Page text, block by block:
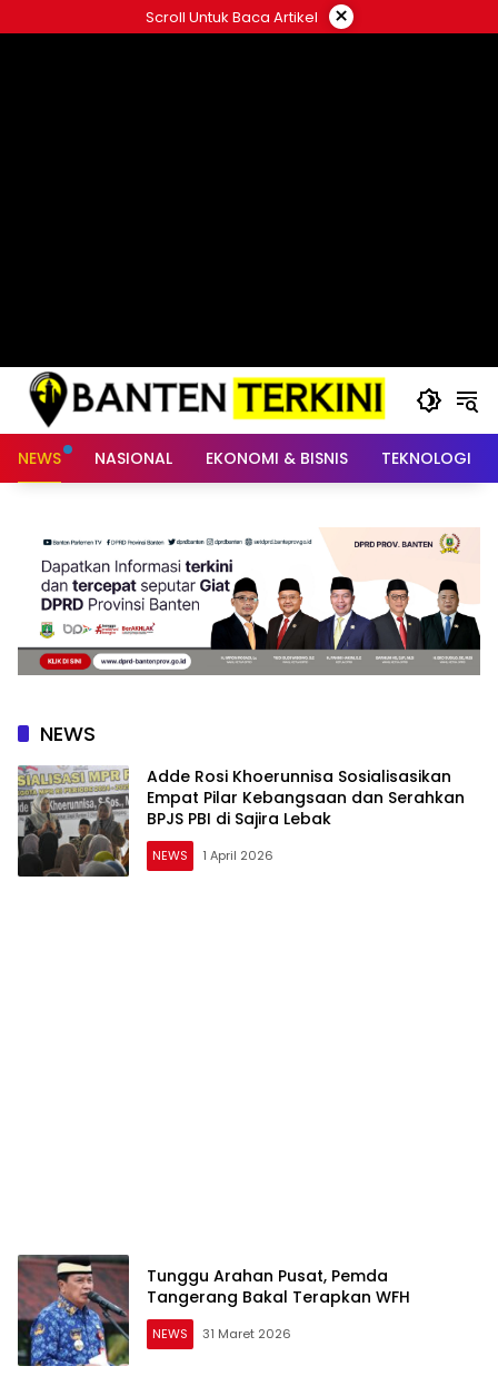
ke
Scroll Untuk Baca Artikel ×
NEWS NASIONAL EKONOMI & BISNIS TEKNOLOGI
NEWS
Adde Rosi Khoerunnisa Sosialisasikan
Empat Pilar Kebangsaan dan Serahkan
BPJS PBI di Sajira Lebak
NEWS 1 April 2026
Tunggu Arahan Pusat, Pemda
Tangerang Bakal Terapkan WFH
NEWS 31 Maret 2026